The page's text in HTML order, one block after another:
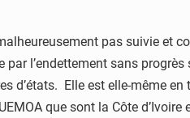
pas suivie et
l’endettement sans
Elle est elle-même en
que sont la Côte